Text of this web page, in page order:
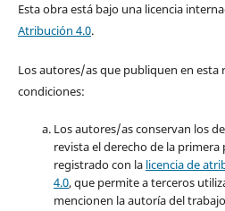
Esta obra está bajo una licencia
Atribución 4.0.
Los autores/as que publiquen en esta
condiciones:
Los autores/as conservan los
revista el derecho de la
registrado con la licencia de
4.0, que permite a terceros
mencionen la autoría del